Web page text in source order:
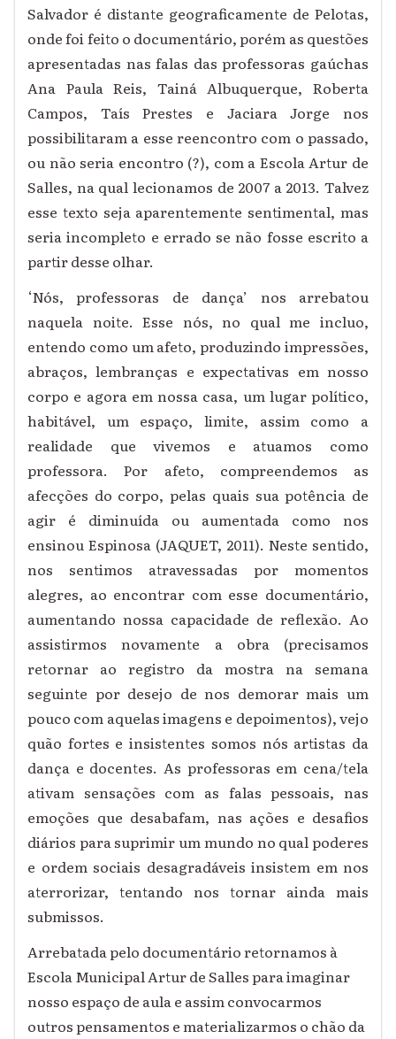
Salvador é distante geograficamente de Pelotas,
onde foi feito o documentário, porém as questões
apresentadas nas falas das professoras gaúchas
Ana Paula Reis, Tainá Albuquerque, Roberta
Campos, Taís Prestes e Jaciara Jorge nos
possibilitaram a esse reencontro com o passado,
ou não seria encontro (?), com a Escola Artur de
Salles, na qual lecionamos de 2007 a 2013. Talvez
esse texto seja aparentemente sentimental, mas
seria incompleto e errado se não fosse escrito a
partir desse olhar.
‘Nós, professoras de dança’ nos
arrebatou
naquela noite. Esse nós, no qual me incluo,
entendo como um afeto, produzindo impressões,
abraços, lembranças e expectativas em nosso
corpo e agora em nossa casa, um lugar político,
habitável, um espaço, limite, assim como a
realidade que vivemos e atuamos como
professora. Por afeto, compreendemos as
afecções do corpo, pelas quais sua potência de
agir é diminuída ou aumentada como nos
ensinou Espinosa (JAQUET, 2011). Neste sentido,
nos sentimos atravessadas por momentos
alegres, ao encontrar com esse documentário,
aumentando nossa capacidade de reflexão. Ao
assistirmos novamente a obra (precisamos
retornar ao registro da mostra na semana
seguinte por desejo de nos demorar mais um
pouco com aquelas imagens e depoimentos), vejo
quão fortes e insistentes somos nós artistas da
dança e docentes. As professoras em cena/tela
ativam sensações com as falas pessoais, nas
emoções que desabafam, nas ações e desafios
diários para suprimir um mundo no qual poderes
e ordem sociais desagradáveis insistem em nos
aterrorizar, tentando nos tornar ainda mais
submissos.
Arrebatada pelo documentário retornamos à
Escola Municipal Artur de Salles para imaginar
nosso espaço de aula e assim convocarmos
outros pensamentos e materializarmos o chão da